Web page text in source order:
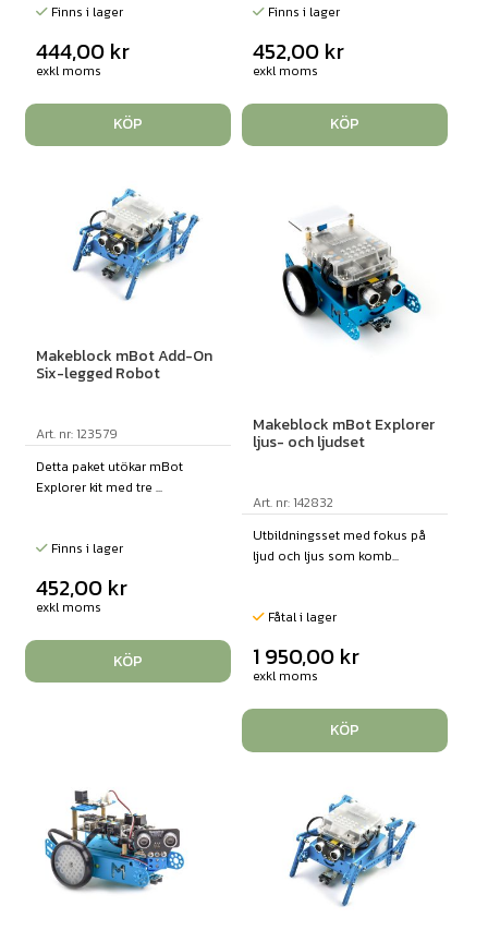
Finns i lager
444,00 kr
exkl moms
KÖP
Finns i lager
452,00 kr
exkl moms
KÖP
Makeblock mBot Add-On
Six-legged Robot
Art. nr: 123579
Detta paket utökar mBot
Explorer kit med tre ...
Finns i lager
452,00 kr
exkl moms
KÖP
Makeblock mBot Explorer
ljus- och ljudset
Art. nr: 142832
Utbildningsset med fokus på
ljud och ljus som komb...
Fåtal i lager
1 950,00 kr
exkl moms
KÖP